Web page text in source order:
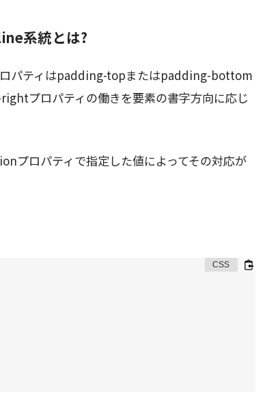
系統とは?
パティはpadding-topまたはpadding-bottom
プロパティの働きを要素の書字方向に応じ
ロパティで指定した値によってその対応が